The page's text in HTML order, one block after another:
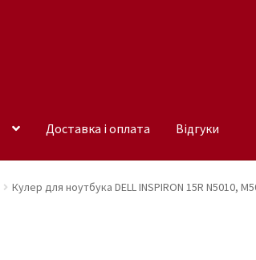
Доставка і оплата Відгуки
Кулер для ноутбука DELL INSPIRON 15R N5010,